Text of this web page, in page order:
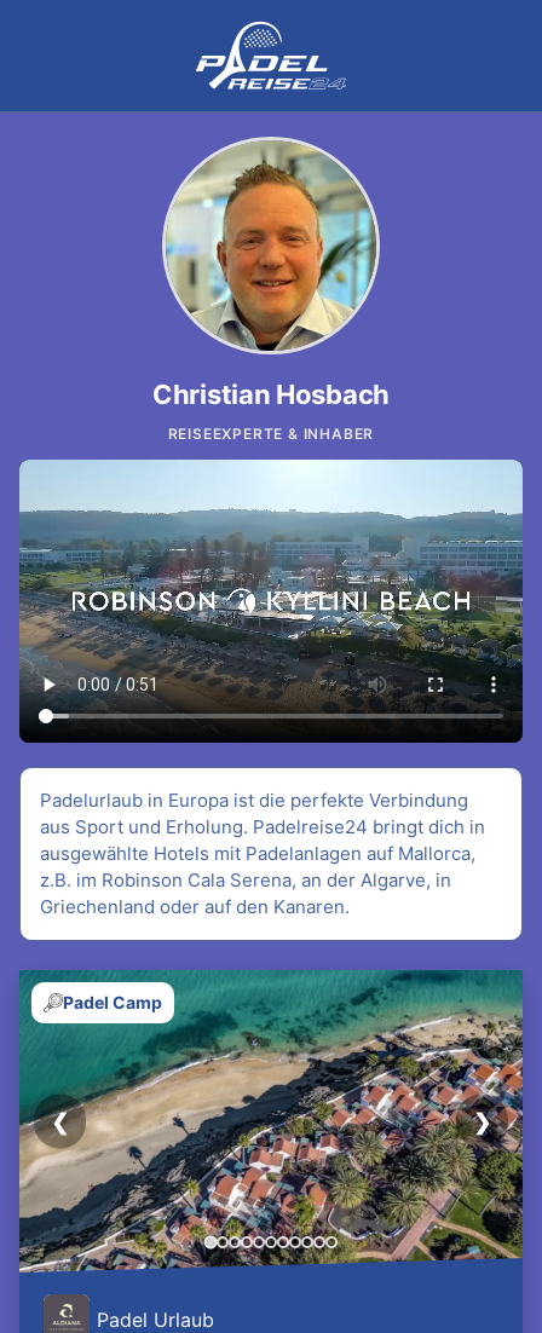
Christian Hosbach
REISEEXPERTE & INHABER
Padelurlaub in Europa ist die perfekte Verbindung
aus Sport und Erholung. Padelreise24 bringt dich in
ausgewählte Hotels mit Padelanlagen auf Mallorca,
z.B. im Robinson Cala Serena, an der Algarve, in
Griechenland oder auf den Kanaren.
❮ ❯
Padel Camp
Padel Urlaub